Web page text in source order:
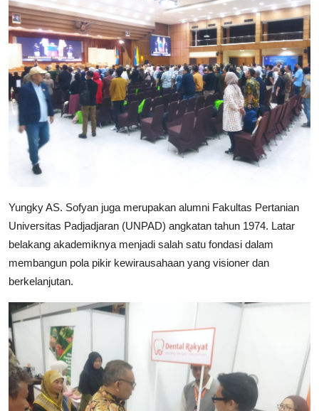
Yungky AS. Sofyan juga merupakan alumni Fakultas Pertanian
Universitas Padjadjaran (UNPAD) angkatan tahun 1974. Latar
belakang akademiknya menjadi salah satu fondasi dalam
membangun pola pikir kewirausahaan yang visioner dan
berkelanjutan.